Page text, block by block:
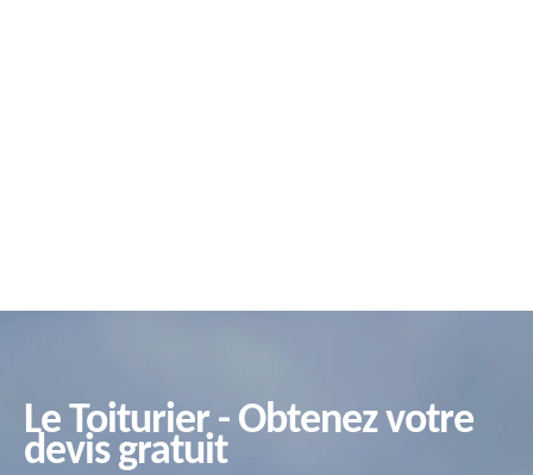
Le Toiturier - Obtenez votre
devis gratuit